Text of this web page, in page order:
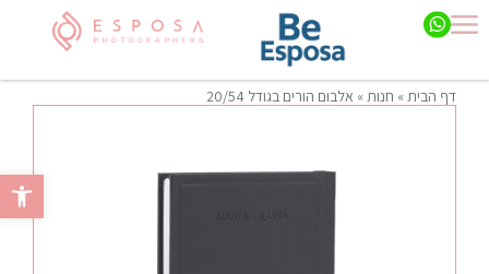
פתח
דף הבית» חנות» אלבום הורים בגודל 20/54